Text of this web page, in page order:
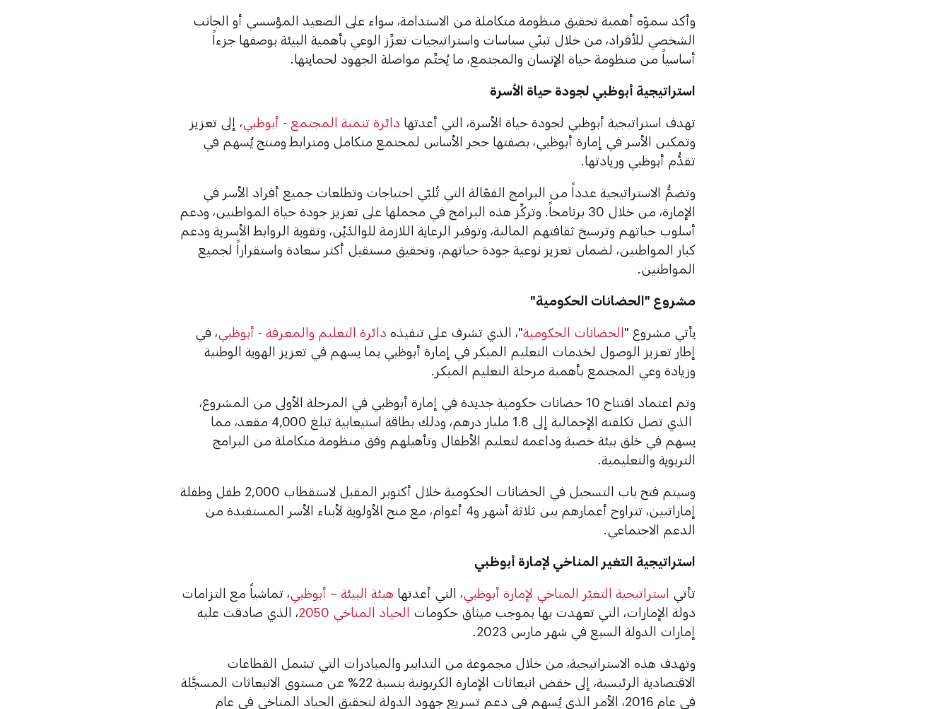
وأكد سموّه أهمية تحقيق منظومة متكاملة من الاستدامة، سواء على الصعيد المؤسسي أو الجانب
الشخصي للأفراد، من خلال تبنّي سياسات واستراتيجيات تعزِّز الوعي بأهمية البيئة بوصفها جزءاً
أساسياً من منظومة حياة الإنسان والمجتمع، ما يُحتِّم مواصلة الجهود لحمايتها.
استراتيجية أبوظبي لجودة حياة الأسرة
تهدف استراتيجية أبوظبي لجودة حياة الأسرة، التي أعدتها دائرة تنمية المجتمع - أبوظبي، إلى تعزيز
وتمكين الأسر في إمارة أبوظبي، بصفتها حجر الأساس لمجتمع متكامل ومترابط ومنتج يُسهم في
تقدُّم أبوظبي وريادتها.
وتضمُّ الاستراتيجية عدداً من البرامج الفعّالة التي تُلبّي احتياجات وتطلعات جميع أفراد الأسر في
الإمارة، من خلال 30 برنامجاً. وتركِّز هذه البرامج في مجملها على تعزيز جودة حياة المواطنين، ودعم
أسلوب حياتهم وترسيخ ثقافتهم المالية، وتوفير الرعاية اللازمة للوالدَيْن، وتقوية الروابط الأسرية ودعم
كبار المواطنين، لضمان تعزيز نوعية جودة حياتهم، وتحقيق مستقبل أكثر سعادة واستقراراً لجميع
المواطنين.
مشروع "الحضانات الحكومية"
يأتي مشروع "الحضانات الحكومية"، الذي تشرف على تنفيذه دائرة التعليم والمعرفة - أبوظبي، في
إطار تعزيز الوصول لخدمات التعليم المبكر في إمارة أبوظبي بما يسهم في تعزيز الهوية الوطنية
وزيادة وعي المجتمع بأهمية مرحلة التعليم المبكر.
وتم اعتماد افتتاح 10 حضانات حكومية جديدة في إمارة أبوظبي في المرحلة الأولى من المشروع،
الذي تصل تكلفته الإجمالية إلى 1.8 مليار درهم، وذلك بطاقة استيعابية تبلغ 4,000 مقعد، مما
يسهم في خلق بيئة خصبة وداعمه لتعليم الأطفال وتأهيلهم وفق منظومة متكاملة من البرامج
التربوية والتعليمية.
وسيتم فتح باب التسجيل في الحضانات الحكومية خلال أكتوبر المقبل لاستقطاب 2,000 طفل وطفلة
إماراتيين، تتراوح أعمارهم بين ثلاثة أشهر و4 أعوام، مع منح الأولوية لأبناء الأسر المستفيدة من
الدعم الاجتماعي.
استراتيجية التغير المناخي لإمارة أبوظبي
تأتي استراتيجية التغيّر المناخي لإمارة أبوظبي، التي أعدتها هيئة البيئة – أبوظبي، تماشياً مع التزامات
دولة الإمارات، التي تعهدت بها بموجب ميثاق حكومات الحياد المناخي 2050
، الذي صادقت عليه
إمارات الدولة السبع في شهر مارس 2023.
وتهدف هذه الاستراتيجية، من خلال مجموعة من التدابير والمبادرات التي تشمل القطاعات
الاقتصادية الرئيسية، إلى خفض انبعاثات الإمارة الكربونية بنسبة 22% عن مستوى الانبعاثات المسجَّلة
في عام 2016، الأمر الذي يُسهم في دعم تسريع جهود الدولة لتحقيق الحياد المناخي في عام